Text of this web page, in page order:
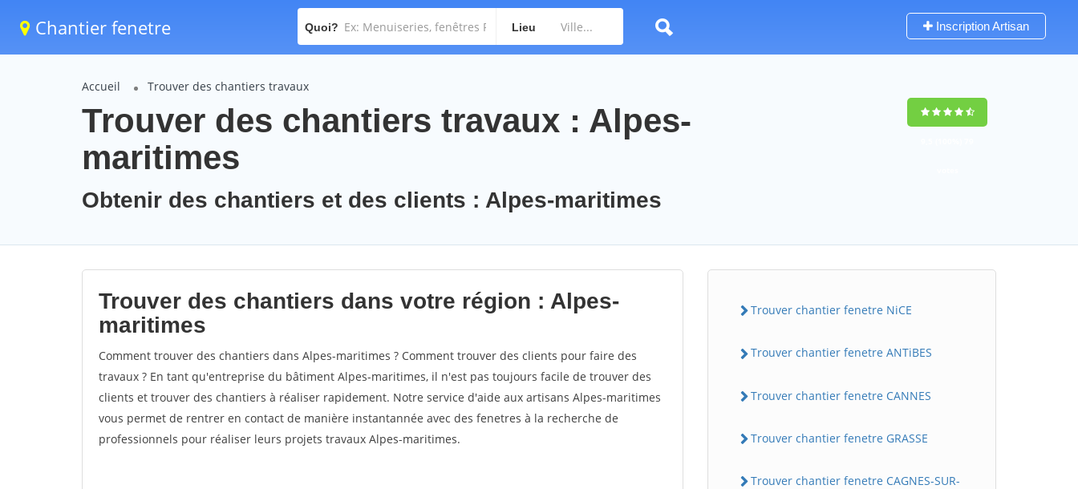
Chantier fenetre Quoi? Lieu Inscription Artisan
Accueil Trouver des chantiers travaux
Trouver des chantiers travaux : Alpes-
maritimes
Obtenir des chantiers et des clients : Alpes-maritimes
Trouver des chantiers dans votre région : Alpes-
maritimes
Comment trouver des chantiers dans Alpes-maritimes ? Comment trouver des clients pour faire des
travaux ? En tant qu'entreprise du bâtiment Alpes-maritimes, il n'est pas toujours facile de trouver des
clients et trouver des chantiers à réaliser rapidement. Notre service d'aide aux artisans Alpes-maritimes
vous permet de rentrer en contact de manière instantannée avec des fenetres à la recherche de
professionnels pour réaliser leurs projets travaux Alpes-maritimes.
Trouver chantier fenetre NiCE
Trouver chantier fenetre ANTiBES
Trouver chantier fenetre CANNES
Trouver chantier fenetre GRASSE
Trouver chantier fenetre CAGNES-SUR-